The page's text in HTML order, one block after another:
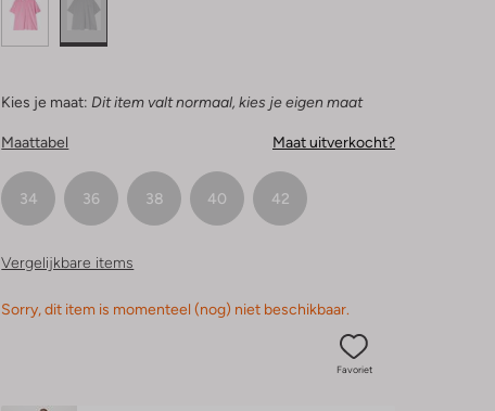
Kies je maat: Dit item valt normaal, kies je eigen maat
Maattabel Maat uitverkocht?
34 36 38 40 42
Vergelijkbare items
Sorry, dit item is momenteel (nog) niet beschikbaar.
Favoriet